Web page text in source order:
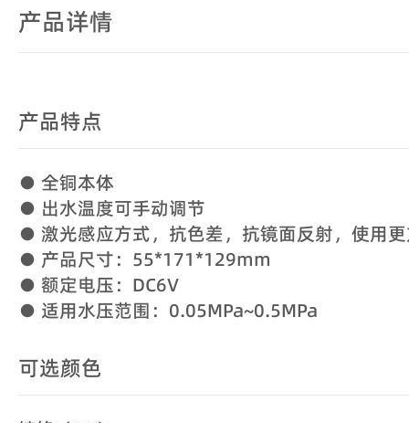
产品详情
产品特点
● 全铜本体
● 出水温度可手动调节
● 激光感应方式，抗色差，抗镜面反射，使用
● 产品尺寸：55*171*129mm
● 额定电压：DC6V
● 适用水压范围：0.05MPa~0.5MPa
可选颜色